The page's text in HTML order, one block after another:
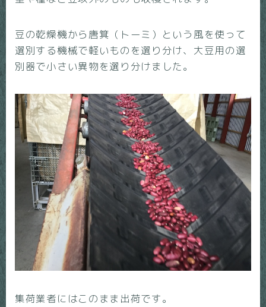
豆の乾燥機から唐箕（トーミ）という風を使って
選別する機械で軽いものを選り分け、大豆用の選
別器で小さい異物を選り分けました。
集荷業者にはこのまま出荷です。